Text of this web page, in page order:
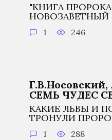
"КНИГА
НОВОЗАВЕТНЫЙ
1 246
СЕМЬ ЧУДЕС
КАКИЕ ЛЬВЫ И
ТРОНУЛИ
1 288